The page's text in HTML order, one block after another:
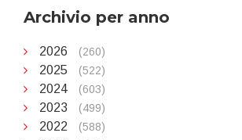
Archivio per anno
2026 (260)
2025 (522)
2024 (603)
2023 (499)
2022 (588)